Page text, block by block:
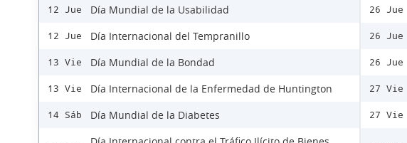
12 Jue Día Mundial de la Usabilidad
12 Jue Día Internacional del Tempranillo
13 Vie Día Mundial de la Bondad
13 Vie Día Internacional de la Enfermedad de Huntington
14 Sáb Día Mundial de la Diabetes
26 Jue
26 Jue
26 Jue
27 Vie
27 Vie